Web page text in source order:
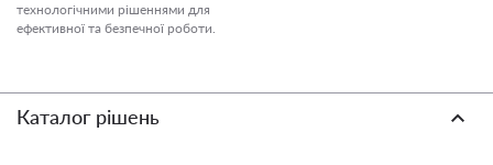
технологічними рішеннями для
ефективної та безпечної роботи.
Каталог рішень